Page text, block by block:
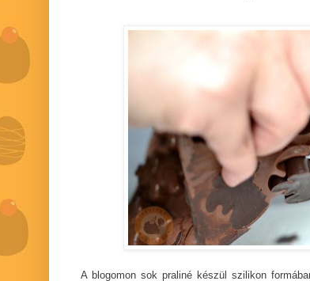
A blogomon sok praliné készül szilikon